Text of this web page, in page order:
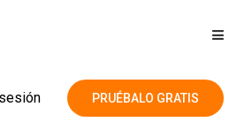
PRUÉBALO GRATIS